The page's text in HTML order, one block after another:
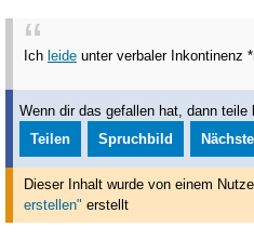
Ich leide unter verbaler Inkontinenz
Wenn dir das gefallen hat, dann teile
Teilen
Spruchbild
Dieser Inhalt wurde von einem
erstellen" erstellt